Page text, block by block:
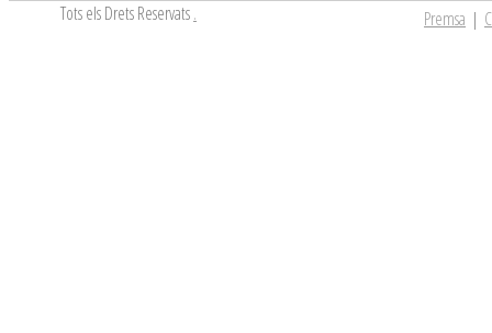
Tots els Drets Reservats. Premsa |